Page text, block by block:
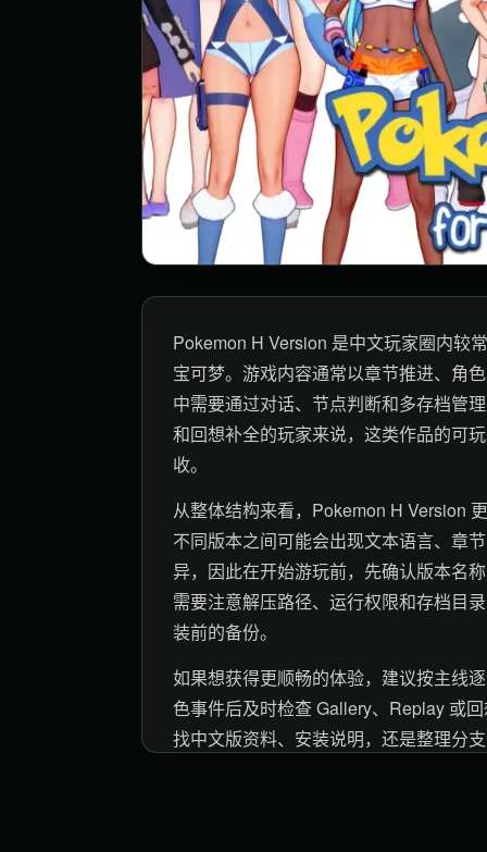
Pokemon H Version 是中文玩家圈内较
宝可梦。游戏内容通常以章节推进、角
中需要通过对话、节点判断和多存档管
和回想补全的玩家来说，这类作品的可
收。
从整体结构来看，Pokemon H Version
不同版本之间可能会出现文本语言、章
异，因此在开始游玩前，先确认版本名
需要注意解压路径、运行权限和存档目
装前的备份。
如果想获得更顺畅的体验，建议按主线
色事件后及时检查 Gallery、Replay 或
找中文版资料、安装说明，还是整理分